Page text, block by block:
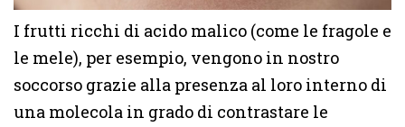
I frutti ricchi di acido malico (come le fragole e
le mele), per esempio, vengono in nostro
soccorso grazie alla presenza al loro interno di
una molecola in grado di contrastare le